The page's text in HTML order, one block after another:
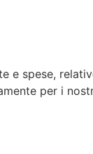
e spese,
per i